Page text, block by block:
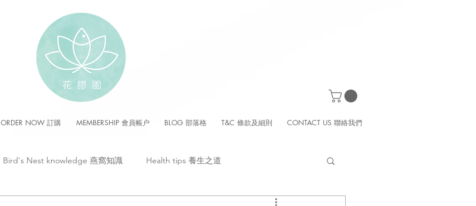
ORDER NOW 訂購 MEMBERSHIP 會員帳户 BLOG 部落格 T&C 條款及細則 CONTACT US 聯絡我們
Bird's Nest knowledge 燕窩知識 Health tips 養生之道